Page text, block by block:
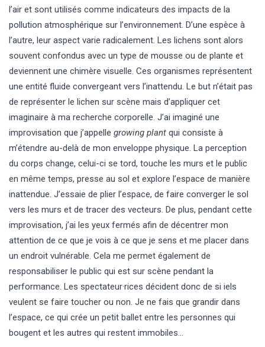
l’air et sont utilisés comme indicateurs des impacts de la
pollution atmosphérique sur l’environnement. D’une espèce à
l’autre, leur aspect varie radicalement. Les lichens sont alors
souvent confondus avec un type de mousse ou de plante et
deviennent une chimère visuelle. Ces organismes représentent
une entité fluide convergeant vers l’inattendu. Le but n’était pas
de représenter le lichen sur scène mais d’appliquer cet
imaginaire à ma recherche corporelle. J’ai imaginé une
improvisation que j’appelle growing plant qui consiste à
m’étendre au-delà de mon enveloppe physique. La perception
du corps change, celui-ci se tord, touche les murs et le public
en même temps, presse au sol et explore l’espace de manière
inattendue. J’essaie de plier l’espace, de faire converger le sol
vers les murs et de tracer des vecteurs. De plus, pendant cette
improvisation, j’ai les yeux fermés afin de décentrer mon
attention de ce que je vois à ce que je sens et me placer dans
un endroit vulnérable. Cela me permet également de
responsabiliser le public qui est sur scène pendant la
performance. Les spectateur·rices décident donc de si iels
veulent se faire toucher ou non. Je ne fais que grandir dans
l’espace, ce qui crée un petit ballet entre les personnes qui
bougent et les autres qui restent immobiles…